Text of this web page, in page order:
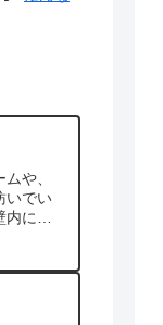
や、
いでい
に隠
を確立